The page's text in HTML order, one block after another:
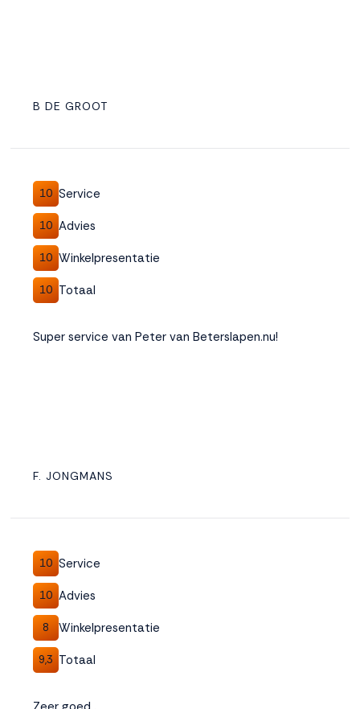
B DE GROOT
10 Service
10 Advies
10 Winkelpresentatie
10 Totaal
Super service van Peter van Beterslapen.nu!
F. JONGMANS
10 Service
10 Advies
8 Winkelpresentatie
9,3 Totaal